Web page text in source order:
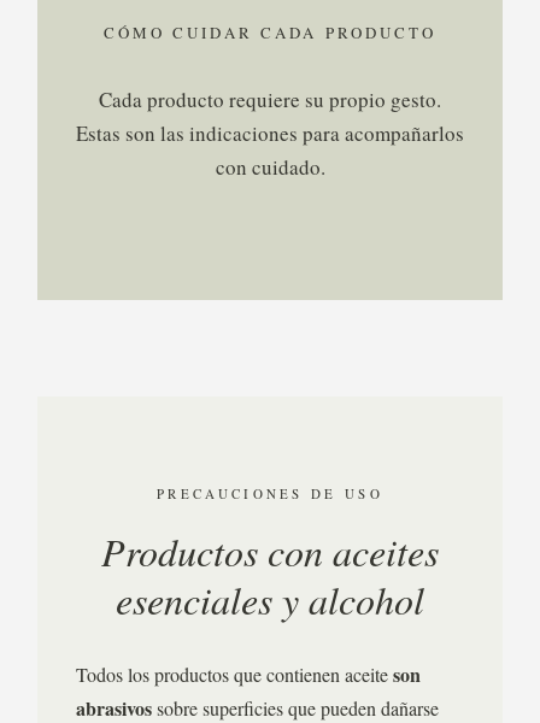
CÓMO CUIDAR CADA PRODUCTO
Cada producto requiere su propio gesto.
Estas son las indicaciones para acompañarlos
con cuidado.
PRECAUCIONES DE USO
Productos con aceites
esenciales y alcohol
Todos los productos que contienen aceiteson
abrasivossobre superficies que pueden dañarse